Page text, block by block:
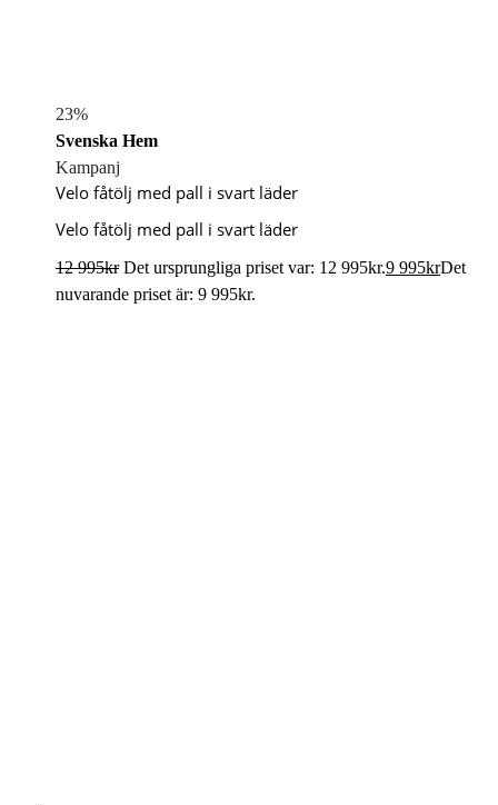
23%
Svenska Hem
Kampanj
Velo fåtölj med pall i svart läder
Velo fåtölj med pall i svart läder
12 995kr Det ursprungliga priset var: 12 995kr.9 995krDet
nuvarande priset är: 9 995kr.